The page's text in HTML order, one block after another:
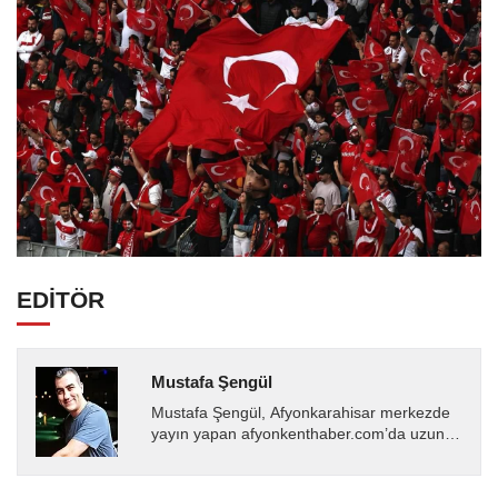
EDİTÖR
Mustafa Şengül
Mustafa Şengül, Afyonkarahisar merkezde
yayın yapan afyonkenthaber.com’da uzun
almakta, haber akışı...